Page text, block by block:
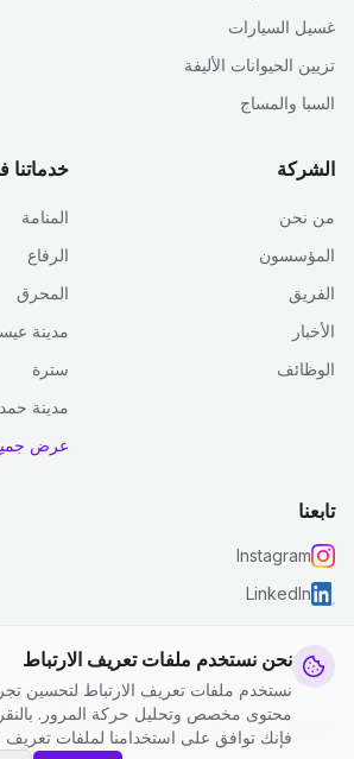
نحن نستخدم ملفات تعريف الارتباط
نستخدم ملفات تعريف الارتباط لتحسين
محتوى مخصص وتحليل حركة المرور.
فإنك توافق على استخدامنا لملفات تعريف
غسيل السيارات
تزيين الحيوانات الأليفة
السبا والمساج
الشركة
من نحن
المؤسسون
الفريق
الأخبار
الوظائف
خدماتنا
المنامة
الرفاع
المحرق
مدينة
سترة
مدينة حمد
عرض
تابعنا
Instagram
LinkedIn
© 2026 جست كلين. جميع الحقوق محفوظة.
الشروط | إعدادات ملفات تعريف الارتباط